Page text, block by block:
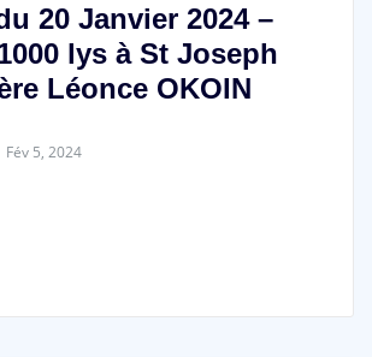
20 Janvier 2024 –
lys à St Joseph
Léonce OKOIN
Fév 5, 2024